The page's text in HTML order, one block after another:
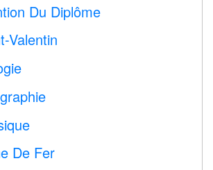
Du Diplôme
Valentin
De Fer